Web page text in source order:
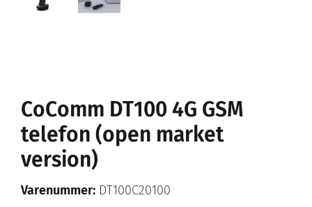
CoComm DT100 4G GSM
telefon (open market
version)
Varenummer: DT100C20100